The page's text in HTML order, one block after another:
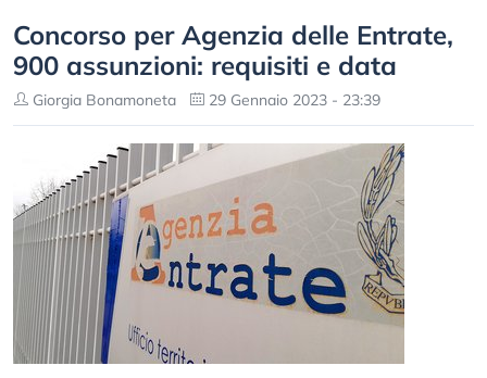
Concorso per Agenzia delle Entrate,
900 assunzioni: requisiti e data
Giorgia Bonamoneta 29 Gennaio 2023 - 23:39